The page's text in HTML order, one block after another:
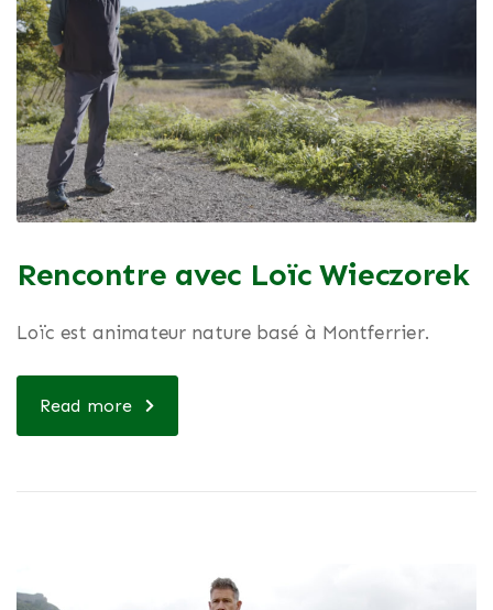
Rencontre avec Loïc Wieczorek
Loïc est animateur nature basé à Montferrier.
Read more